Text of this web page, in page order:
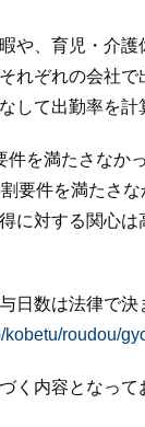
や、育児・介
れぞれの会社
して出勤率を計
を満たさなか
要件を満たさ
に対する関心
日数は法律で決
roudou/
く内容となって